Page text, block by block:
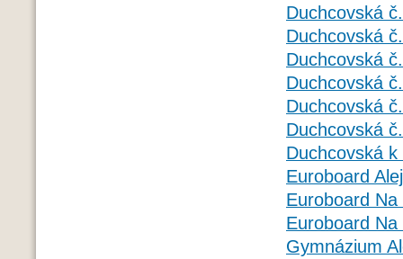
Duchcovská
Duchcovská
Duchcovská
Duchcovská
Duchcovská
Duchcovská
Duchcovská
Euroboard
Euroboard
Euroboard
Gymnázium